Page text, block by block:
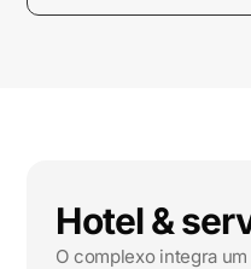
Hotel &
O complexo integra